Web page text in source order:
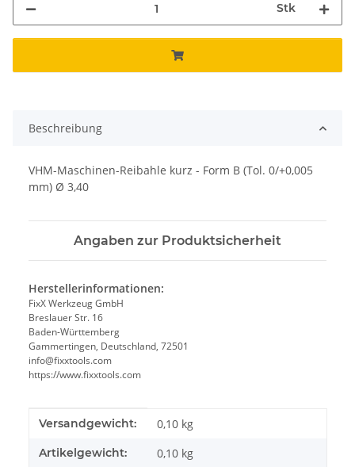
Stk
Beschreibung
VHM-Maschinen-Reibahle kurz - Form B (Tol. 0/+0,005
mm) Ø 3,40
Angaben zur Produktsicherheit
Herstellerinformationen:
FixX Werkzeug GmbH
Breslauer Str. 16
Baden-Württemberg
Gammertingen, Deutschland, 72501
info@fixxtools.com
https://www.fixxtools.com
Produkteigenschaft
Wert
Versandgewicht: 0,10 kg
Artikelgewicht: 0,10 kg